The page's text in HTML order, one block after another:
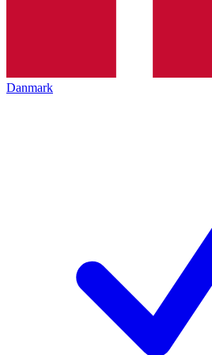
Danmark